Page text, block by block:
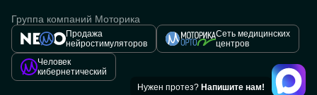
Группа компаний Моторика
Продажа
нейростимуляторов
Сеть медицинских
центров
Человек
кибернетический
Нужен протез? Напишите нам!